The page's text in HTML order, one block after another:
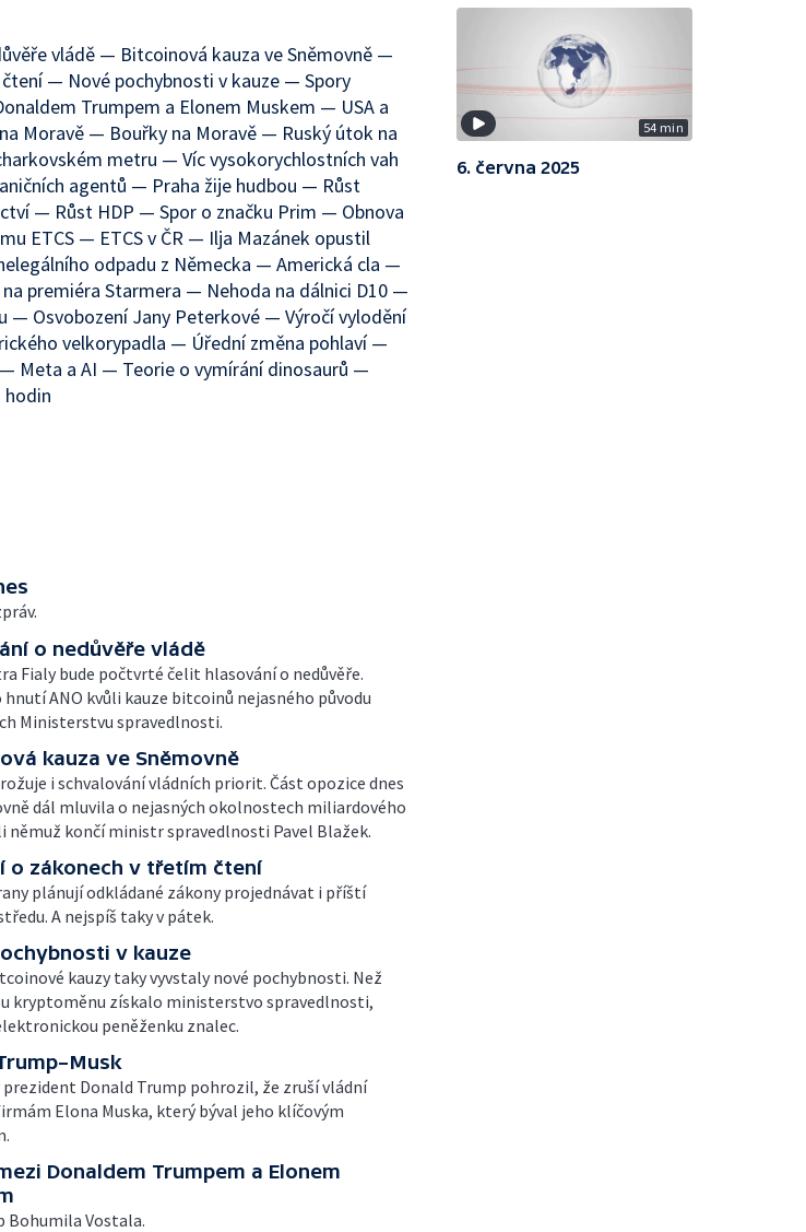
vládě — Bitcoinová kauza ve Sněmovně —
— Nové pochybnosti v kauze — Spory
Trumpem a Elonem Muskem — USA a
Moravě — Bouřky na Moravě — Ruský útok na
metru — Víc vysokorychlostních vah
agentů — Praha žije hudbou — Růst
— Růst HDP — Spor o značku Prim — Obnova
ETCS — ETCS v ČR — Ilja Mazánek opustil
odpadu z Německa — Americká cla —
premiéra Starmera — Nehoda na dálnici D10 —
— Osvobození Jany Peterkové — Výročí vylodění
velkorypadla — Úřední změna pohlaví —
Meta a AI — Teorie o vymírání dinosaurů —
hodin
o nedůvěře vládě
Fialy bude počtvrté čelit hlasování o nedůvěře.
hnutí ANO kvůli kauze bitcoinů nejasného původu
Ministerstvu spravedlnosti.
kauza ve Sněmovně
i schvalování vládních priorit. Část opozice dnes
dál mluvila o nejasných okolnostech miliardového
němuž končí ministr spravedlnosti Pavel Blažek.
o zákonech v třetím čtení
plánují odkládané zákony projednávat i příští
A nejspíš taky v pátek.
v kauze
kauzy taky vyvstaly nové pochybnosti. Než
kryptoměnu získalo ministerstvo spravedlnosti,
peněženku znalec.
prezident Donald Trump pohrozil, že zruší vládní
Elona Muska, který býval jeho klíčovým
Donaldem Trumpem a Elonem
Bohumila Vostala.
54 min
6. června 2025